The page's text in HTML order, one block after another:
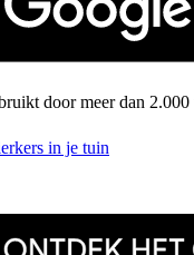
door meer dan 2.000
in je tuin